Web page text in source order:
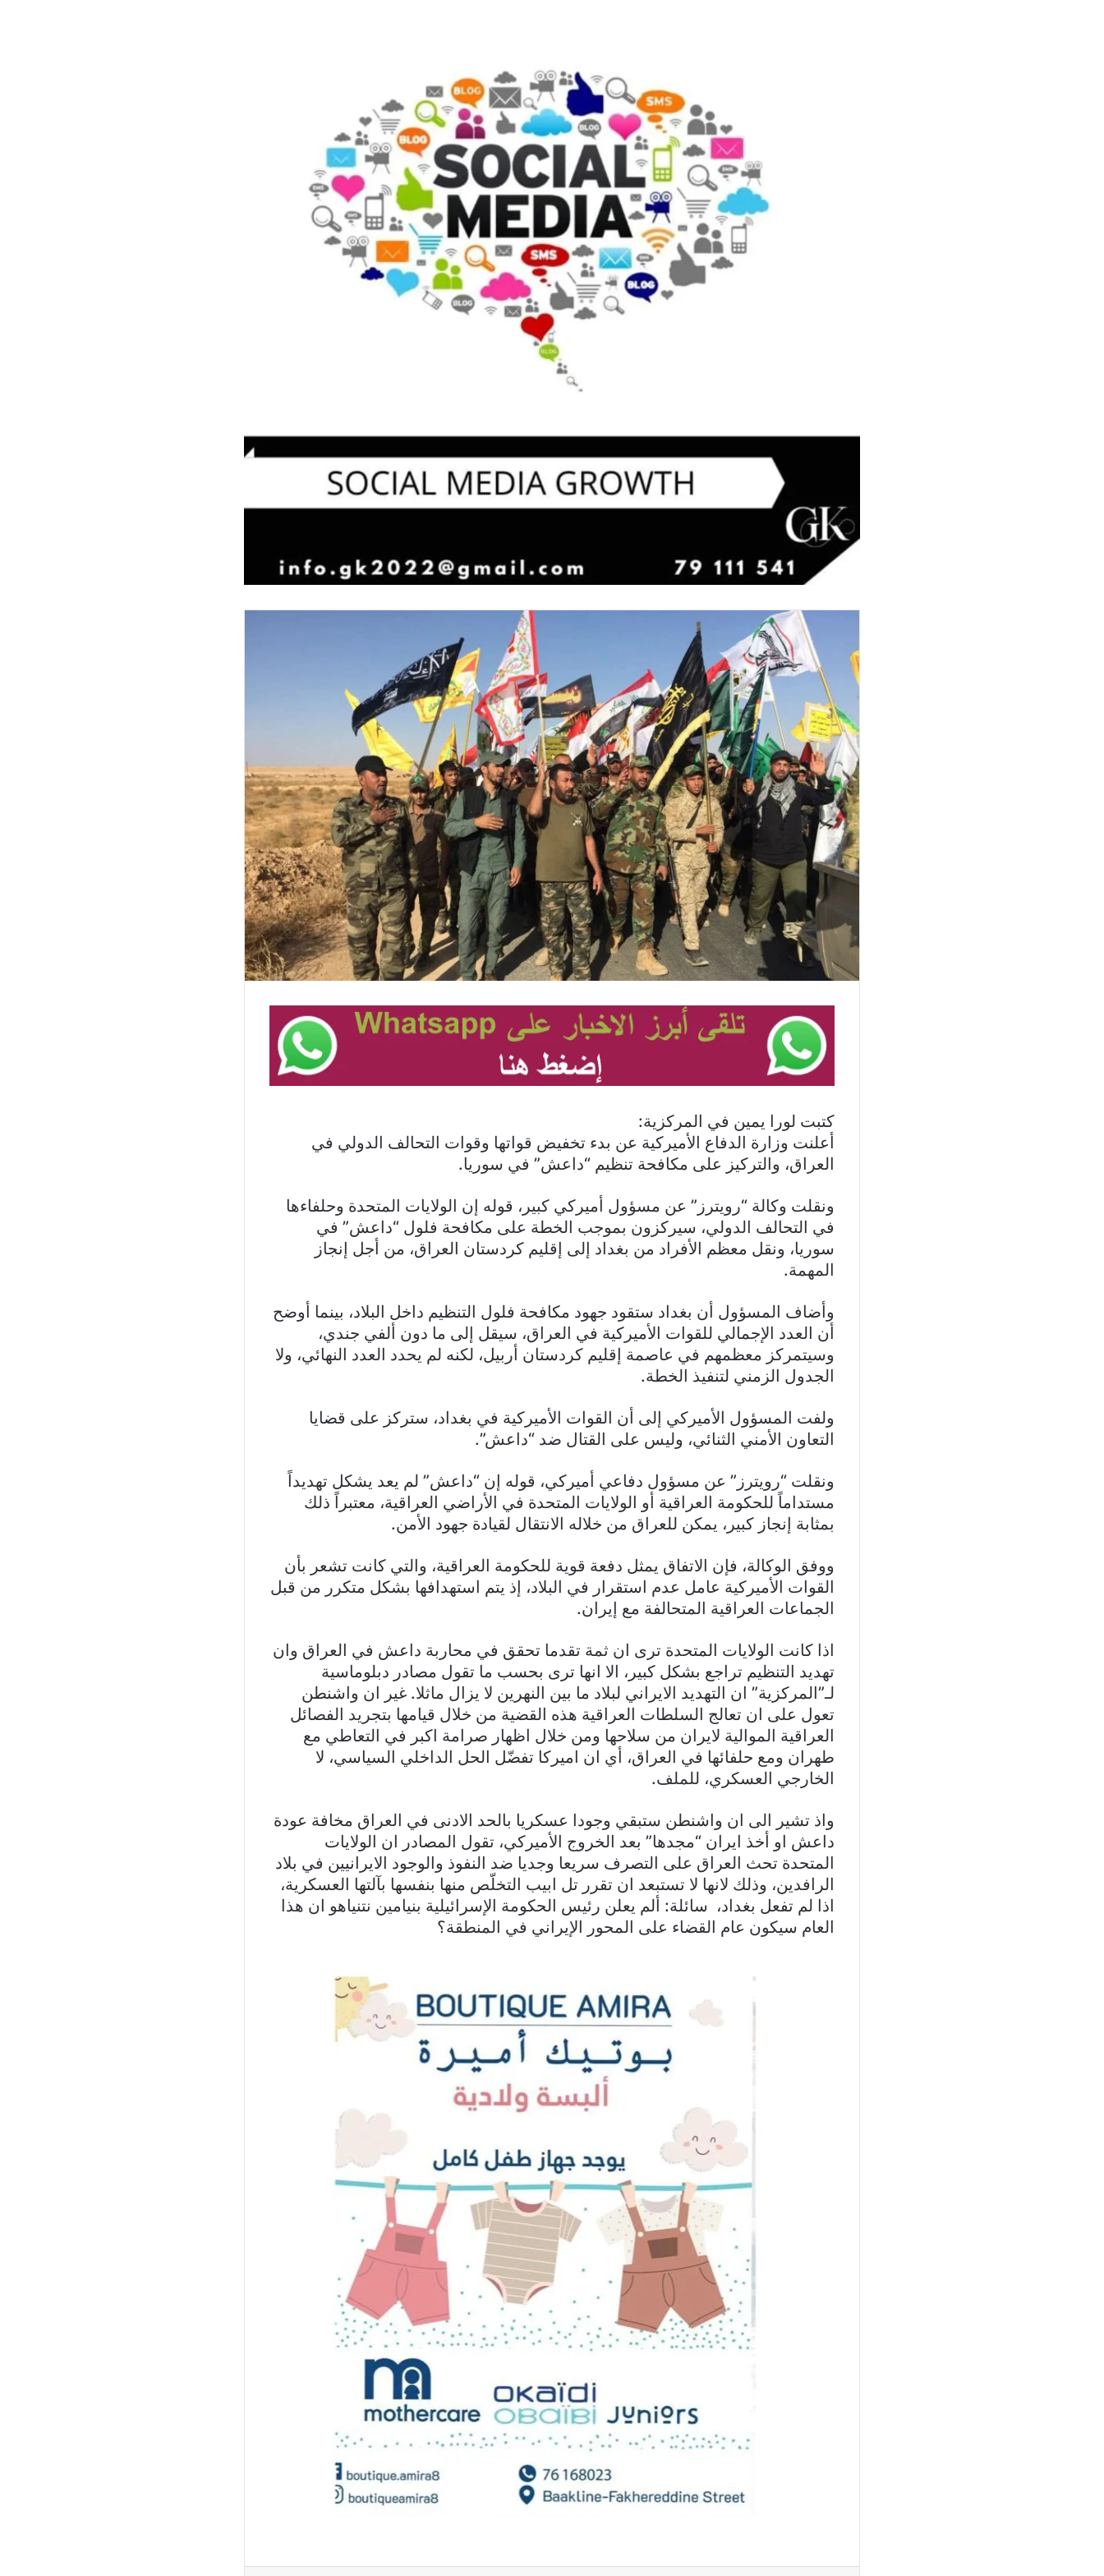
كتبت لورا يمين في المركزية:
أعلنت وزارة الدفاع الأميركية عن بدء تخفيض قواتها وقوات التحالف الدولي في
العراق، والتركيز على مكافحة تنظيم “داعش” في سوريا.
ونقلت وكالة “رويترز” عن مسؤول أميركي كبير، قوله إن الولايات المتحدة وحلفاءها
في التحالف الدولي، سيركزون بموجب الخطة على مكافحة فلول “داعش” في
سوريا، ونقل معظم الأفراد من بغداد إلى إقليم كردستان العراق، من أجل إنجاز
المهمة.
وأضاف المسؤول أن بغداد ستقود جهود مكافحة فلول التنظيم داخل البلاد، بينما أوضح
أن العدد الإجمالي للقوات الأميركية في العراق، سيقل إلى ما دون ألفي جندي،
وسيتمركز معظمهم في عاصمة إقليم كردستان أربيل، لكنه لم يحدد العدد النهائي، ولا
الجدول الزمني لتنفيذ الخطة.
ولفت المسؤول الأميركي إلى أن القوات الأميركية في بغداد، ستركز على قضايا
التعاون الأمني الثنائي، وليس على القتال ضد “داعش”.
ونقلت “رويترز” عن مسؤول دفاعي أميركي، قوله إن “داعش” لم يعد يشكل تهديداً
مستداماً للحكومة العراقية أو الولايات المتحدة في الأراضي العراقية، معتبراً ذلك
بمثابة إنجاز كبير، يمكن للعراق من خلاله الانتقال لقيادة جهود الأمن.
ووفق الوكالة، فإن الاتفاق يمثل دفعة قوية للحكومة العراقية، والتي كانت تشعر بأن
القوات الأميركية عامل عدم استقرار في البلاد، إذ يتم استهدافها بشكل متكرر من قبل
الجماعات العراقية المتحالفة مع إيران.
اذا كانت الولايات المتحدة ترى ان ثمة تقدما تحقق في محاربة داعش في العراق وان
تهديد التنظيم تراجع بشكل كبير، الا انها ترى بحسب ما تقول مصادر دبلوماسية
لـ”المركزية” ان التهديد الايراني لبلاد ما بين النهرين لا يزال ماثلا. غير ان واشنطن
تعول على ان تعالج السلطات العراقية هذه القضية من خلال قيامها بتجريد الفصائل
العراقية الموالية لايران من سلاحها ومن خلال اظهار صرامة اكبر في التعاطي مع
طهران ومع حلفائها في العراق، أي ان اميركا تفضّل الحل الداخلي السياسي، لا
الخارجي العسكري، للملف.
واذ تشير الى ان واشنطن ستبقي وجودا عسكريا بالحد الادنى في العراق مخافة عودة
داعش او أخذ ايران “مجدها” بعد الخروج الأميركي، تقول المصادر ان الولايات
المتحدة تحث العراق على التصرف سريعا وجديا ضد النفوذ والوجود الايرانيين في بلاد
الرافدين، وذلك لانها لا تستبعد ان تقرر تل ابيب التخلّص منها بنفسها بآلتها العسكرية،
اذا لم تفعل بغداد، سائلة: ألم يعلن رئيس الحكومة الإسرائيلية بنيامين نتنياهو ان هذا
العام سيكون عام القضاء على المحور الإيراني في المنطقة؟